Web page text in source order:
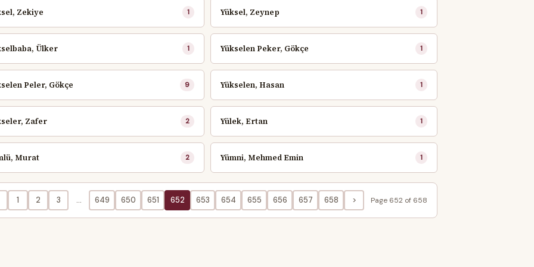
Zekiye 1 Yüksel, Zeynep 1
Ülker 1 Yükselen Peker, Gökçe 1
Peler, Gökçe 9 Yükselen, Hasan 1
Zafer 2 Yülek, Ertan 1
Murat 2 Yümni, Mehmed Emin 1
1 2 3 ... 649 650 651 652 653 654 655 656 657 658 > Page 652 of 658